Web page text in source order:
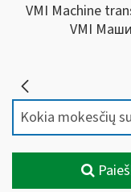
VMI Machine
VMI